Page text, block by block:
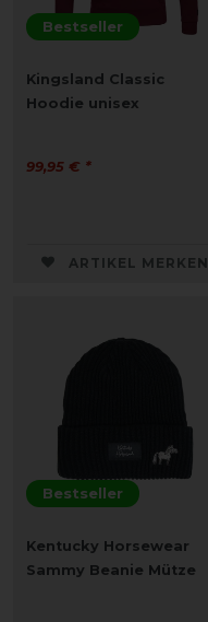
Bestseller
Kingsland Classic
Hoodie unisex
99,95 € *
ARTIKEL MERKEN
Bestseller
Kentucky Horsewear
Sammy Beanie Mütze